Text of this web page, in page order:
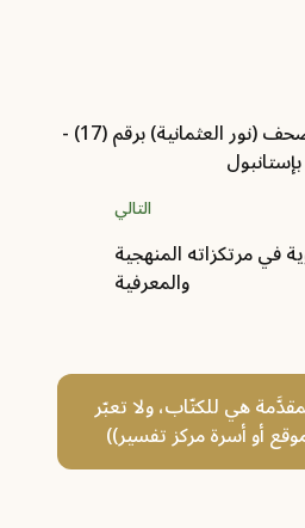
دراسة لمخطوط مصحف (نور العثمانية) برقم (17) -
التالي
في مرتكزاته المنهجية
والمعرفية
هي للكتّاب، ولا تعبّر
أو أسرة مركز تفسير))